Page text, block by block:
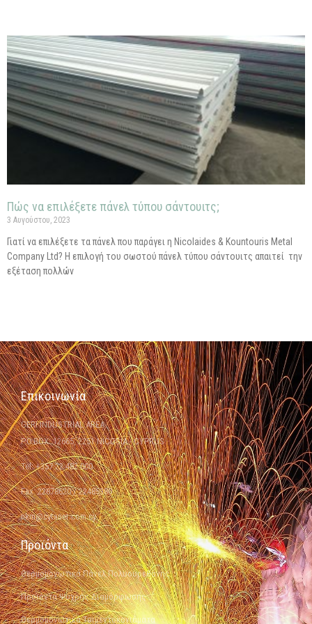
Πώς να επιλέξετε πάνελ τύπου σάντουιτς;
3 Αυγούστου, 2023
Γιατί να επιλέξετε τα πάνελ που παράγει η Nicolaides & Kountouris Metal
Company Ltd? Η επιλογή του σωστού πάνελ τύπου σάντουιτς απαιτεί την
εξέταση πολλών
Επικοινωνία
GERI INDUSTRIAL AREA
P.O.BOX: 12665, 2251 NICOSIA - CYPRUS
Tel: +357 22 482 000
Fax: 22878620 / 22485380
nkm@cytanet.com.cy
Προϊόντα
Θερμομονωτικά Πάνελ Πολυουρεθάνης
Προϊόντα Ψυχρής Διαμόρφωσης
Θερμομονωτικά Τσιμεντοκονιάματα